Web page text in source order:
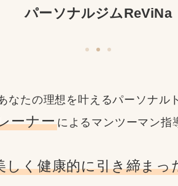
パーソナルジムReViNa
なたの理想を叶えるパーソナル
ーナーによるマンツーマン指
しく健康的に引き締まっ